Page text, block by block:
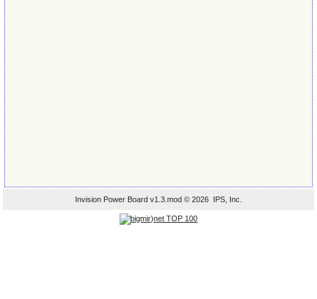
Invision Power Board v1.3.mod © 2026 IPS, Inc.